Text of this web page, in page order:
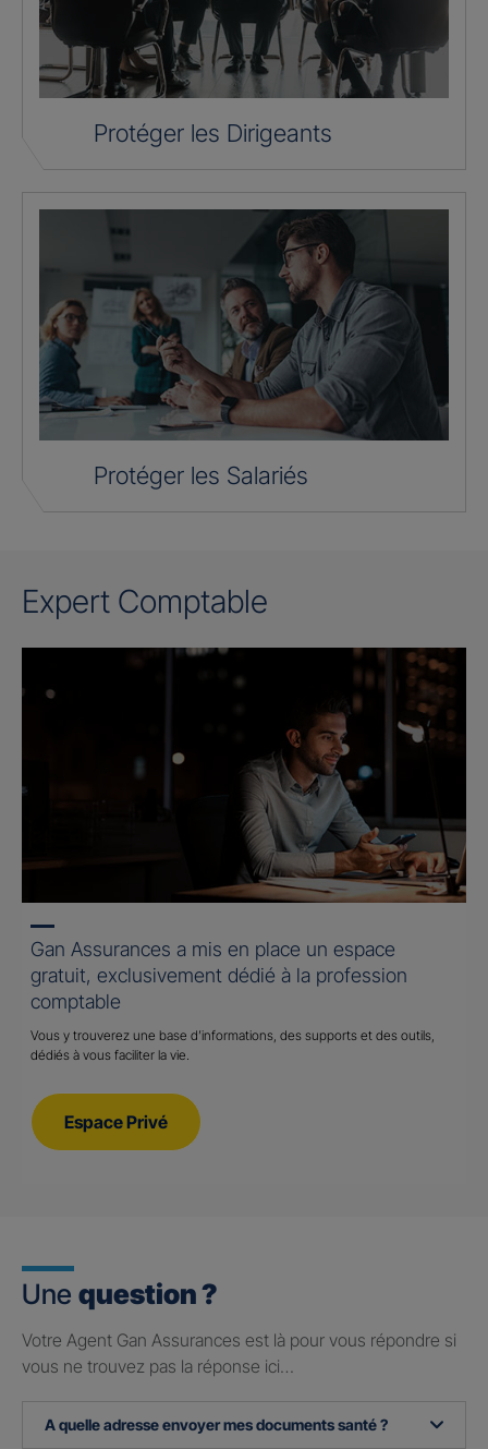
Protéger les Dirigeants
Protéger les Salariés
Expert Comptable
Gan Assurances a mis en place un espace
gratuit, exclusivement dédié à la profession
comptable
Vous y trouverez une base d’informations, des supports et des outils,
dédiés à vous faciliter la vie.
Espace Privé
Une question ?
Votre Agent Gan Assurances est là pour vous répondre si
vous ne trouvez pas la réponse ici…
A quelle adresse envoyer mes documents santé ?